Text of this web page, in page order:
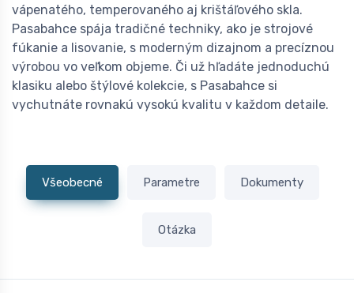
vápenatého, temperovaného aj krištáľového skla.
Pasabahce spája tradičné techniky, ako je strojové
fúkanie a lisovanie, s moderným dizajnom a precíznou
výrobou vo veľkom objeme. Či už hľadáte jednoduchú
klasiku alebo štýlové kolekcie, s Pasabahce si
vychutnáte rovnakú vysokú kvalitu v každom detaile.
Všeobecné Parametre Dokumenty
Otázka